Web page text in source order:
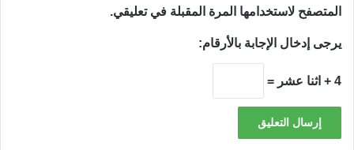
المتصفح لاستخدامها المرة المقبلة في تعليقي.
يرجى إدخال الإجابة بالأرقام:
4 + اثنا عشر =